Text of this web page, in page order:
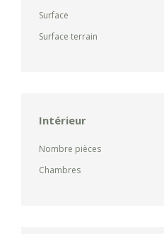
Surface
Surface terrain
Intérieur
Nombre pièces
Chambres